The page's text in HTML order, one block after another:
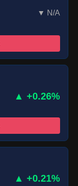
▼ N/A
▲ +0.26%
▲ +0.21%